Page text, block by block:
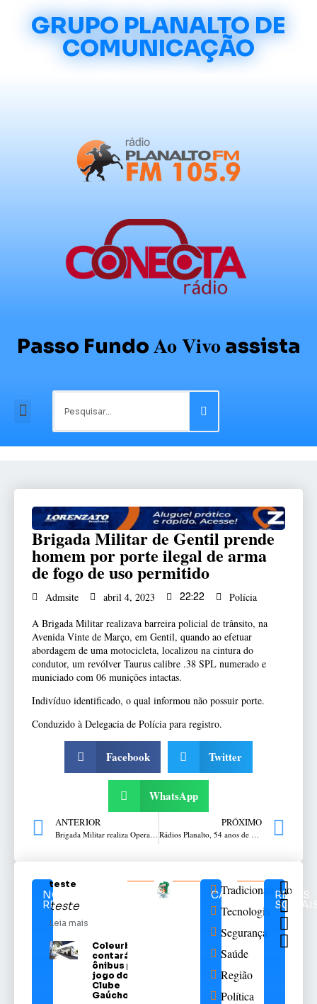
GRUPO PLANALTO DE
COMUNICAÇÃO
Passo Fundo Ao Vivo assista
Brigada Militar de Gentil prende
homem por porte ilegal de arma
de fogo de uso permitido
Admsite abril 4, 2023 22:22
Polícia
A Brigada Militar realizava barreira policial de trânsito, na
Avenida Vinte de Março, em Gentil, quando ao efetuar
abordagem de uma motocicleta, localizou na cintura do
condutor, um revólver Taurus calibre .38 SPL numerado e
municiado com 06 munições intactas.
Indivíduo identificado, o qual informou não possuir porte.
Conduzido à Delegacia de Polícia para registro.
Facebook Twitter
WhatsApp
ANTERIOR
Brigada Militar realiza Operação de Combate à Caça Ilegal e Pesca Predatória, na Barragem de Ernestina
PRÓXIMO
Rádios Planalto, 54 anos de história na radiodifusão!
NOTÍCIAS
RELACIONADAS
teste
teste
Leia mais
Coleurb
contará com
ônibus para
jogo do Sport
Clube
Gaúcho
CATEGORIAS
Tradicionalismo
Tecnologia
Segurança
Saúde
Região
Política
REDES